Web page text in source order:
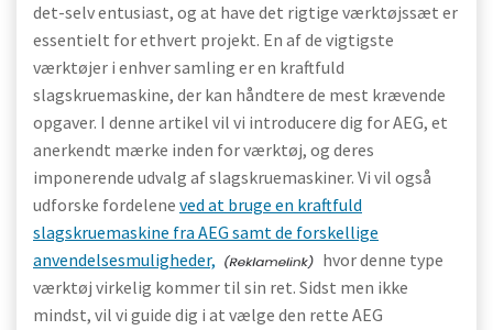
det-selv entusiast, og at have det rigtige værktøjssæt er
essentielt for ethvert projekt. En af de vigtigste
værktøjer i enhver samling er en kraftfuld
slagskruemaskine, der kan håndtere de mest krævende
opgaver. I denne artikel vil vi introducere dig for AEG, et
anerkendt mærke inden for værktøj, og deres
imponerende udvalg af slagskruemaskiner. Vi vil også
udforske fordelene ved at bruge en kraftfuld
slagskruemaskine fra AEG samt de forskellige
anvendelsesmuligheder,
hvor denne type
værktøj virkelig kommer til sin ret. Sidst men ikke
mindst, vil vi guide dig i at vælge den rette AEG